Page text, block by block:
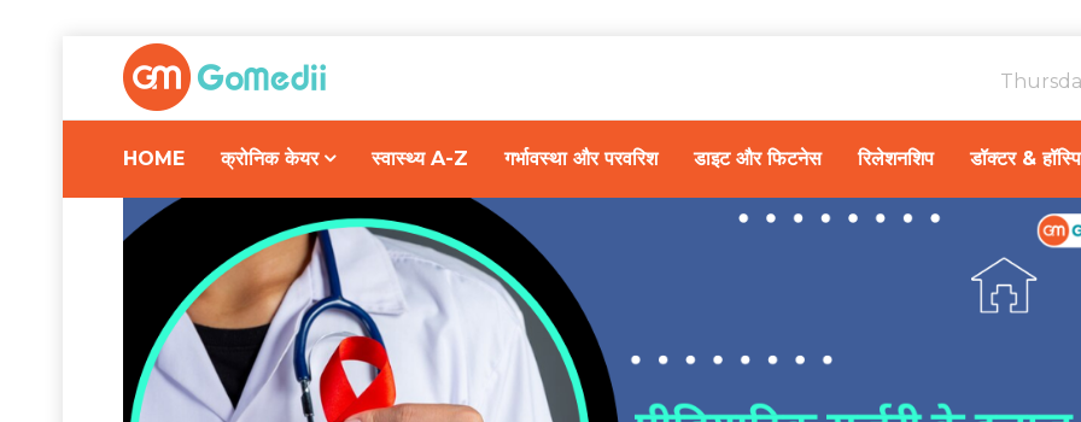
HOME क्रोनिक केयर स्वास्थ्य A-Z गर्भावस्था और परवरिश डाइट और फिटनेस रिलेशनशिप डॉक्टर &